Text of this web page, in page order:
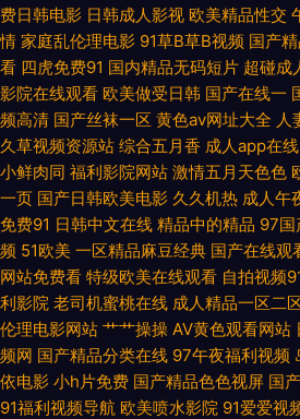
婷婷 青青操久操视频 天堂Av电影官网 伊人打
成人不卡 国产久草小视频 久久8热 欧美性交
视频 AA级黄色网 久久夜av 久久只这里有精
岛国 91人妻激情视频 超碰色婷婷 91小视频黄
黄色图片 内射网站国产二区 日韩伦理在线 午
另类第8页 国产精品乱轮 九一视频在线 欧美性
洲色情操逼网 91人妻超碰 WWW91传媒 国产
合在线a 国产物业视频 久久五月大香蕉 日韩
费日韩电影 日韩成人影视 欧美精品性交
情 家庭乱伦理电影 91草B草B视频 国产
看 四虎免费91 国内精品无码短片 超碰成
影院在线观看 欧美做受日韩 国产在线一
频高清 国产丝袜一区 黄色av网址大全 人
久草视频资源站 综合五月香 成人app在线
小鲜肉同 福利影院网站 激情五月天色色
一页 国产日韩欧美电影 久久机热 成人午
免费91 日韩中文在线 精品中的精品 97国
频 51欧美 一区精品麻豆经典 国产在线观
网站免费看 特级欧美在线观看 自拍视频
利影院 老司机蜜桃在线 成人精品一区二
伦理电影网站 艹艹操操 AV黄色观看网站
频网 国产精品分类在线 97午夜福利视频
依电影 小h片免费 国产精品色色视屏 国
91福利视频导航 欧美喷水影院 91爱爱视